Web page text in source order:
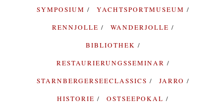
SYMPOSIUM
YACHTSPORTMUSEUM
RENNJOLLE
WANDERJOLLE
BIBLIOTHEK
RESTAURIERUNGSSEMINAR
STARNBERGERSEECLASSICS
JARRO
HISTORIE
OSTSEEPOKAL